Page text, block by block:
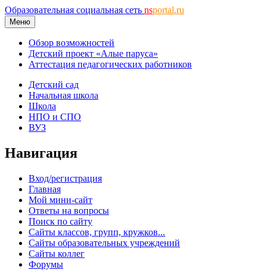
Образовательная социальная сеть nsportal.ru
Меню
Обзор возможностей
Детский проект «Алые паруса»
Аттестация педагогических работников
Детский сад
Начальная школа
Школа
НПО и СПО
ВУЗ
Навигация
Вход/регистрация
Главная
Мой мини-сайт
Ответы на вопросы
Поиск по сайту
Сайты классов, групп, кружков...
Сайты образовательных учреждений
Сайты коллег
Форумы